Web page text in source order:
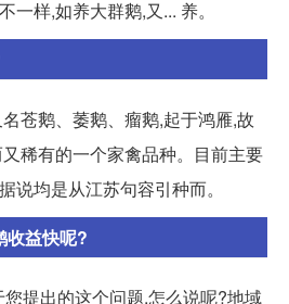
一样,如养大群鹅,又... 养。
苍鹅、萎鹅、瘤鹅,起于鸿雁,故
稀有的一个家禽品种。目前主要
说均是从江苏句容引种而。
收益快呢?
提出的这个问题,怎么说呢?地域